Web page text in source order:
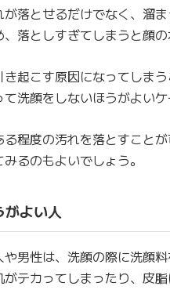
落とせるだけでなく、溜
落としすぎてしまうと顔
起こす原因になってしま
洗顔をしないほうがよいケ
程度の汚れを落とすこと
るのもよいでしょう。
よい人
男性は、洗顔の際に洗顔
テカってしまったり、皮